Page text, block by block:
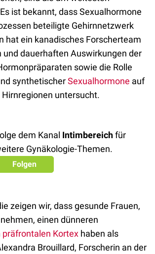
ist bekannt, dass Sexualhormone
beteiligte Gehirnnetzwerk
hat ein kanadisches Forscherteam
und dauerhaften Auswirkungen der
sowie die Rolle
synthetischerSexualhormone auf
untersucht.
dem Kanal Intimbereichfür
Gynäkologie-Themen.
Folgen
zeigen wir, dass gesunde Frauen,
einen dünneren
präfrontalen Kortex haben als
Brouillard, Forscherin an der